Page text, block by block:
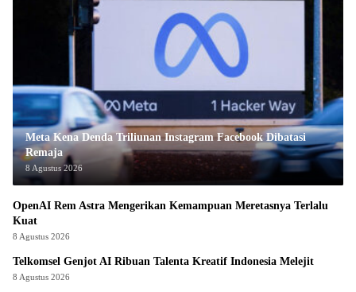
Meta Kena Denda Triliunan Instagram Facebook Dibatasi
Remaja
8 Agustus 2026
OpenAI Rem Astra Mengerikan Kemampuan Meretasnya Terlalu
Kuat
8 Agustus 2026
Telkomsel Genjot AI Ribuan Talenta Kreatif Indonesia Melejit
8 Agustus 2026